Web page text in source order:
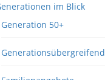
im Blick
Generation 50+
Generationsübergreifend